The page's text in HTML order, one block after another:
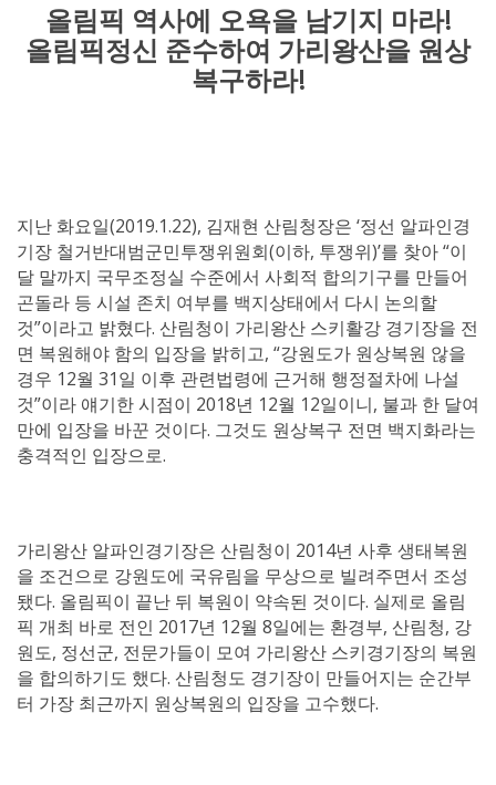
올림픽 역사에 오욕을 남기지 마라!
올림픽정신 준수하여 가리왕산을 원상
복구하라!
지난 화요일(2019.1.22), 김재현 산림청장은 ‘정선 알파인경
기장 철거반대범군민투쟁위원회(이하, 투쟁위)’를 찾아 “이
달 말까지 국무조정실 수준에서 사회적 합의기구를 만들어
곤돌라 등 시설 존치 여부를 백지상태에서 다시 논의할
것”이라고 밝혔다. 산림청이 가리왕산 스키활강 경기장을 전
면 복원해야 함의 입장을 밝히고, “강원도가 원상복원 않을
경우 12월 31일 이후 관련법령에 근거해 행정절차에 나설
것”이라 얘기한 시점이 2018년 12월 12일이니, 불과 한 달여
만에 입장을 바꾼 것이다. 그것도 원상복구 전면 백지화라는
충격적인 입장으로.
가리왕산 알파인경기장은 산림청이 2014년 사후 생태복원
을 조건으로 강원도에 국유림을 무상으로 빌려주면서 조성
됐다. 올림픽이 끝난 뒤 복원이 약속된 것이다. 실제로 올림
픽 개최 바로 전인 2017년 12월 8일에는 환경부, 산림청, 강
원도, 정선군, 전문가들이 모여 가리왕산 스키경기장의 복원
을 합의하기도 했다. 산림청도 경기장이 만들어지는 순간부
터 가장 최근까지 원상복원의 입장을 고수했다.